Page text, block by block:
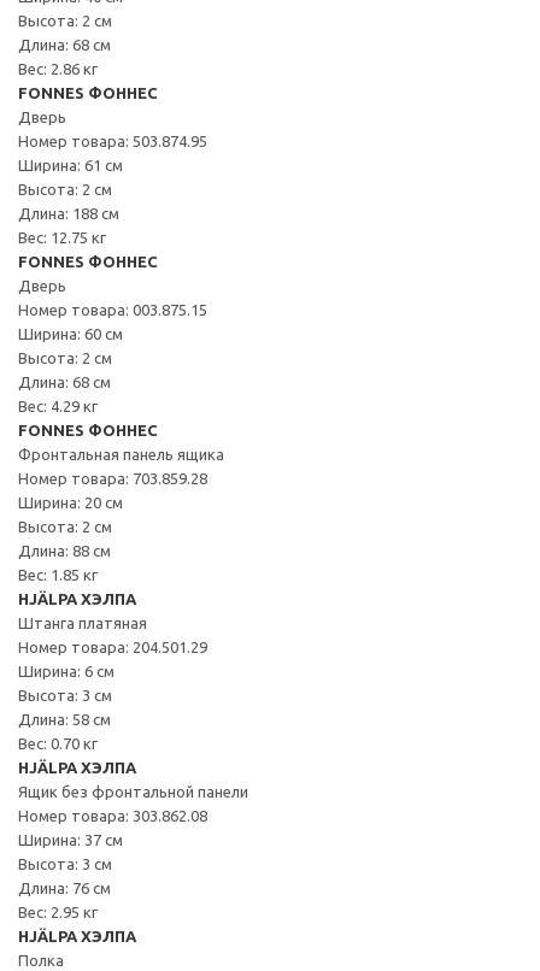
Высота: 2 см
Длина: 68 см
Вес: 2.86 кг
FONNES ФОННЕС
Дверь
Номер товара: 503.874.95
Ширина: 61 см
Высота: 2 см
Длина: 188 см
Вес: 12.75 кг
FONNES ФОННЕС
Дверь
Номер товара: 003.875.15
Ширина: 60 см
Высота: 2 см
Длина: 68 см
Вес: 4.29 кг
FONNES ФОННЕС
Фронтальная панель ящика
Номер товара: 703.859.28
Ширина: 20 см
Высота: 2 см
Длина: 88 см
Вес: 1.85 кг
HJÄLPA ХЭЛПА
Штанга платяная
Номер товара: 204.501.29
Ширина: 6 см
Высота: 3 см
Длина: 58 см
Вес: 0.70 кг
HJÄLPA ХЭЛПА
Ящик без фронтальной панели
Номер товара: 303.862.08
Ширина: 37 см
Высота: 3 см
Длина: 76 см
Вес: 2.95 кг
HJÄLPA ХЭЛПА
Полка